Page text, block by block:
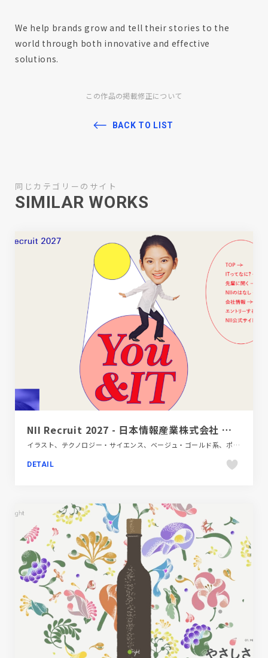
We help brands grow and tell their stories to the
world through both innovative and effective
solutions.
この作品の掲載修正について
BACK TO LIST
同じカテゴリーのサイト
SIMILAR WORKS
NII Recruit 2027 - 日本情報産業株式会社 新卒採用
イラスト、テクノロジー・サイエンス、ベージュ・ゴールド系、ポップ、モーション多め、新卒・中途採用サイト
DETAIL